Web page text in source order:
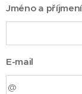
Jméno a příjmení
E-mail